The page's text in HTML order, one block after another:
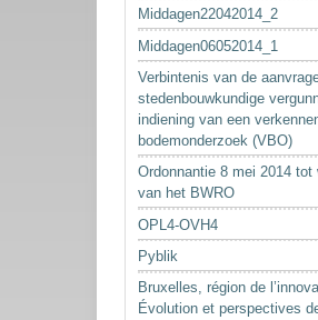
Middagen22042014_2
Middagen06052014_1
Verbintenis van de
stedenbouwkundige
indiening van een
bodemonderzoek (VBO)
Ordonnantie 8 mei 2014 tot
van het BWRO
OPL4-OVH4
Pyblik
Bruxelles, région de
Évolution et perspectives